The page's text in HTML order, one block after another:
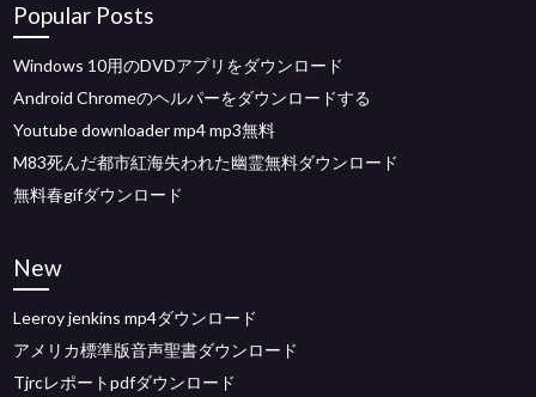
Popular Posts
Windows 10用のDVDアプリをダウンロード
Android Chromeのヘルパーをダウンロードする
Youtube downloader mp4 mp3無料
M83死んだ都市紅海失われた幽霊無料ダウンロード
無料春gifダウンロード
New
Leeroy jenkins mp4ダウンロード
アメリカ標準版音声聖書ダウンロード
Tjrcレポートpdfダウンロード